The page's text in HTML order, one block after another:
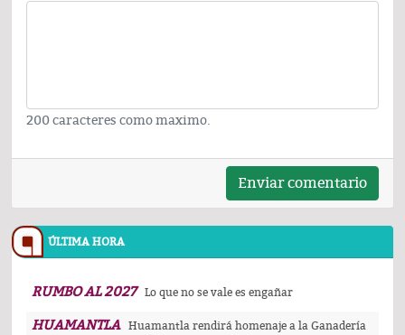
200 caracteres como maximo.
Enviar comentario
ÚLTIMA HORA
RUMBO AL 2027 Lo que no se vale es engañar
HUAMANTLA
Huamantla rendirá homenaje a la Ganadería